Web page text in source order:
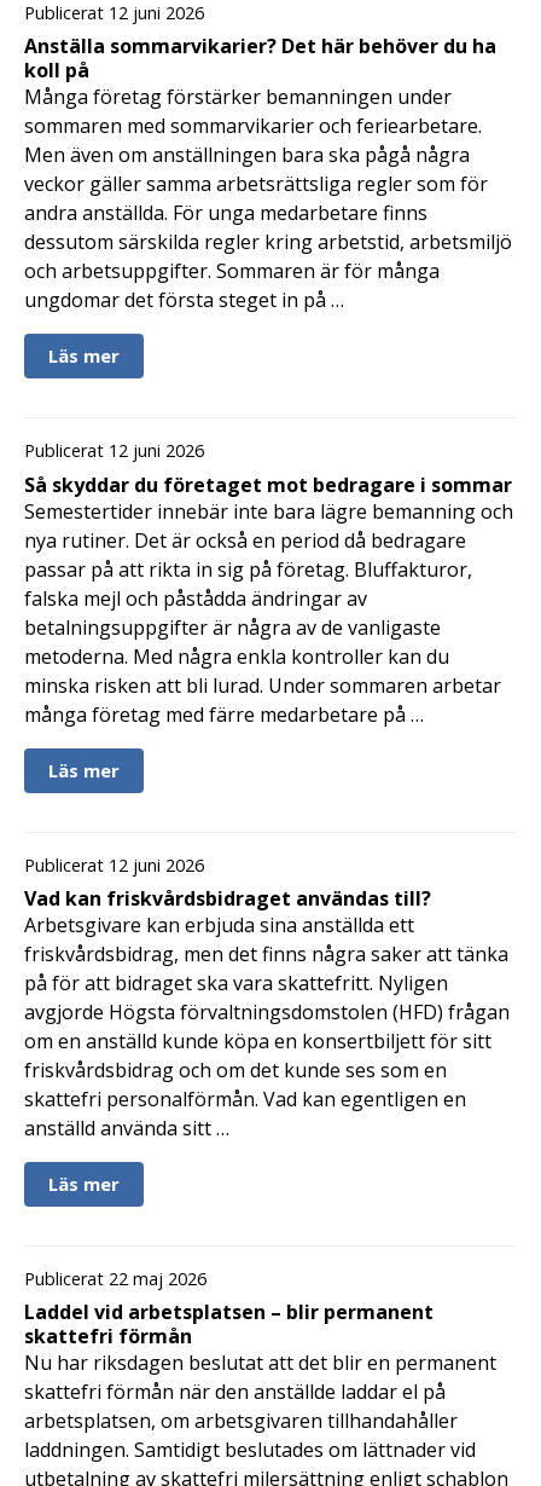
Publicerat 12 juni 2026
Anställa sommarvikarier? Det här behöver du ha
koll på
Många företag förstärker bemanningen under
sommaren med sommarvikarier och feriearbetare.
Men även om anställningen bara ska pågå några
veckor gäller samma arbetsrättsliga regler som för
andra anställda. För unga medarbetare finns
dessutom särskilda regler kring arbetstid, arbetsmiljö
och arbetsuppgifter. Sommaren är för många
ungdomar det första steget in på …
Läs mer
Publicerat 12 juni 2026
Så skyddar du företaget mot bedragare i sommar
Semestertider innebär inte bara lägre bemanning och
nya rutiner. Det är också en period då bedragare
passar på att rikta in sig på företag. Bluffakturor,
falska mejl och påstådda ändringar av
betalningsuppgifter är några av de vanligaste
metoderna. Med några enkla kontroller kan du
minska risken att bli lurad. Under sommaren arbetar
många företag med färre medarbetare på …
Läs mer
Publicerat 12 juni 2026
Vad kan friskvårdsbidraget användas till?
Arbetsgivare kan erbjuda sina anställda ett
friskvårdsbidrag, men det finns några saker att tänka
på för att bidraget ska vara skattefritt. Nyligen
avgjorde Högsta förvaltningsdomstolen (HFD) frågan
om en anställd kunde köpa en konsertbiljett för sitt
friskvårdsbidrag och om det kunde ses som en
skattefri personalförmån. Vad kan egentligen en
anställd använda sitt …
Läs mer
Publicerat 22 maj 2026
Laddel vid arbetsplatsen – blir permanent
skattefri förmån
Nu har riksdagen beslutat att det blir en permanent
skattefri förmån när den anställde laddar el på
arbetsplatsen, om arbetsgivaren tillhandahåller
laddningen. Samtidigt beslutades om lättnader vid
utbetalning av skattefri milersättning enligt schablon